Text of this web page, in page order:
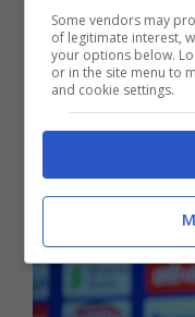
Some vendors may
of legitimate interest,
your options below.
or in the site menu to
and cookie settings.